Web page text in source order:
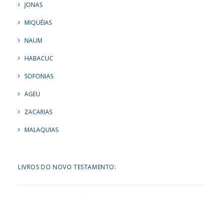
JONAS
MIQUÉIAS
NAUM
HABACUC
SOFONIAS
AGEU
ZACARIAS
MALAQUIAS
LIVROS DO NOVO TESTAMENTO: